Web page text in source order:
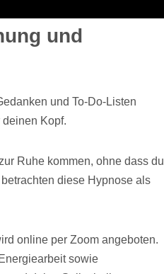
und
und To-Do-Listen
Kopf.
Ruhe kommen, ohne dass du
diese Hypnose als
online per Zoom angeboten.
sowie